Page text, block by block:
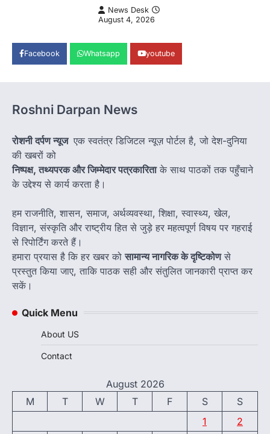
News Desk
August 4, 2026
Facebook Whatsapp youtube
Roshni Darpan News
रोशनी दर्पण न्यूज एक स्वतंत्र डिजिटल न्यूज़ पोर्टल है, जो देश-दुनिया
की खबरों को
निष्पक्ष, तथ्यपरक और जिम्मेदार पत्रकारिताके साथ पाठकों तक पहुँचाने
के उद्देश्य से कार्य करता है।
हम राजनीति, शासन, समाज, अर्थव्यवस्था, शिक्षा, स्वास्थ्य, खेल,
विज्ञान, संस्कृति और राष्ट्रीय हित से जुड़े हर महत्वपूर्ण विषय पर गहराई
से रिपोर्टिंग करते हैं।
हमारा प्रयास है कि हर खबर कोसामान्य नागरिक के दृष्टिकोणसे
प्रस्तुत किया जाए, ताकि पाठक सही और संतुलित जानकारी प्राप्त कर
सकें।
Quick Menu
About US
Contact
August 2026
M
T W T F S
S
1
2